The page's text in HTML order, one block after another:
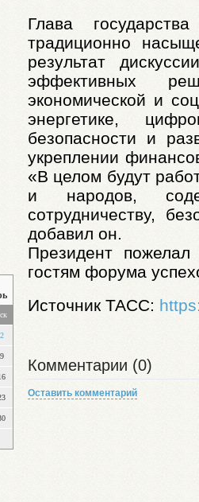
2
9
Глава
традиционно
результат
эффективных
экономической и
энергетике,
безопасности и
укреплении
«В целом будут
и народов,
сотрудничеству,
добавил он.
Президент пожелал
гостям форума
Источник ТАСС:
Комментарии (0)
Оставить комментарий